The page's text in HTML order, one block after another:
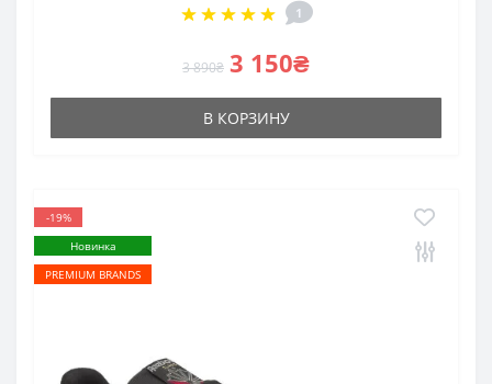
1
3 890₴ 3 150₴
В КОРЗИНУ
-19%
Новинка
PREMIUM BRANDS